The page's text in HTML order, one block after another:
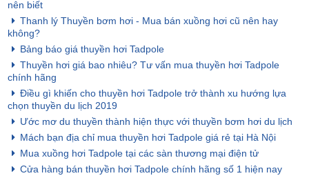
nên biết
Thanh lý Thuyền bơm hơi - Mua bán xuồng hơi cũ nên hay
không?
Bảng báo giá thuyền hơi Tadpole
Thuyền hơi giá bao nhiêu? Tư vấn mua thuyền hơi Tadpole
chính hãng
Điều gì khiến cho thuyền hơi Tadpole trở thành xu hướng lựa
chọn thuyền du lịch 2019
Ước mơ du thuyền thành hiện thực với thuyền bơm hơi du lịch
Mách bạn địa chỉ mua thuyền hơi Tadpole giá rẻ tại Hà Nội
Mua xuồng hơi Tadpole tại các sàn thương mại điện tử
Cửa hàng bán thuyền hơi Tadpole chính hãng số 1 hiện nay